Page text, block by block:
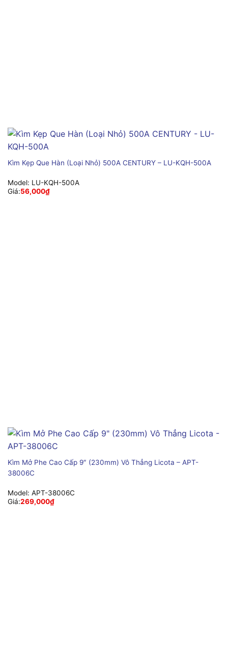
Kìm Kẹp Que Hàn (Loại Nhỏ) 500A CENTURY – LU-KQH-500A
Model: LU-KQH-500A
Giá:56,000₫
Kìm Mở Phe Cao Cấp 9″ (230mm) Vô Thẳng Licota – APT-
38006C
Model: APT-38006C
Giá:269,000₫